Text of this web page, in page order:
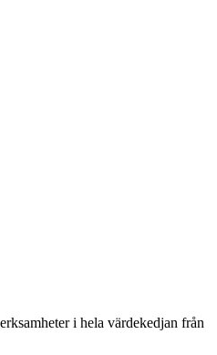
i hela värdekedjan från